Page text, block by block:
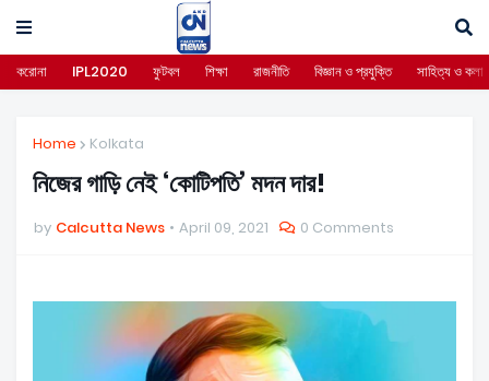
করোনা IPL2020 ফুটবল শিক্ষা রাজনীতি বিজ্ঞান ও প্রযুক্তি সাহিত্য ও কলা
Home Kolkata
নিজের গাড়ি নেই ‘কোটিপতি’ মদন দার!
by Calcutta News April 09, 2021 0 Comments